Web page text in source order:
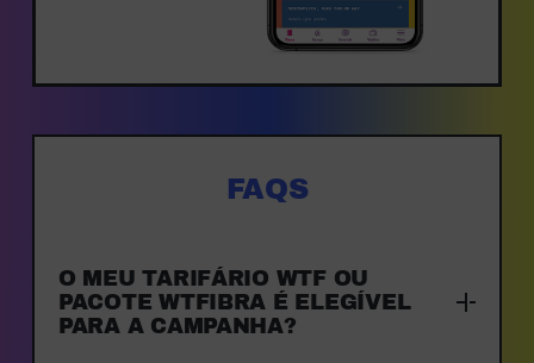
FAQS
O MEU TARIFÁRIO WTF OU
PACOTE WTFIBRA É ELEGÍVEL
PARA A CAMPANHA?